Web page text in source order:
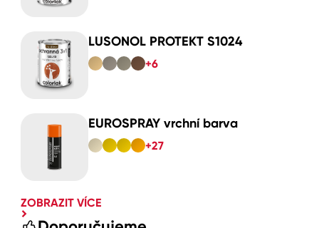
LUSONOL PROTEKT S1024
+6
EUROSPRAY vrchní barva
+27
ZOBRAZIT VÍCE